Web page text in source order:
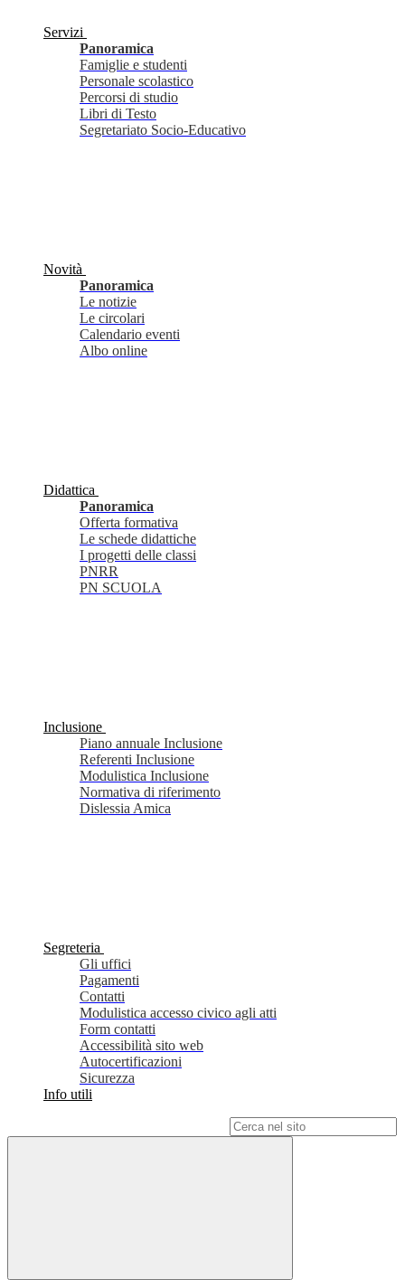
Servizi
Panoramica
Famiglie e studenti
Personale scolastico
Percorsi di studio
Libri di Testo
Segretariato Socio-Educativo
Novità
Panoramica
Le notizie
Le circolari
Calendario eventi
Albo online
Didattica
Panoramica
Offerta formativa
Le schede didattiche
I progetti delle classi
PNRR
PN SCUOLA
Inclusione
Piano annuale Inclusione
Referenti Inclusione
Modulistica Inclusione
Normativa di riferimento
Dislessia Amica
Segreteria
Gli uffici
Pagamenti
Contatti
Modulistica accesso civico agli atti
Form contatti
Accessibilità sito web
Autocertificazioni
Sicurezza
Info utili